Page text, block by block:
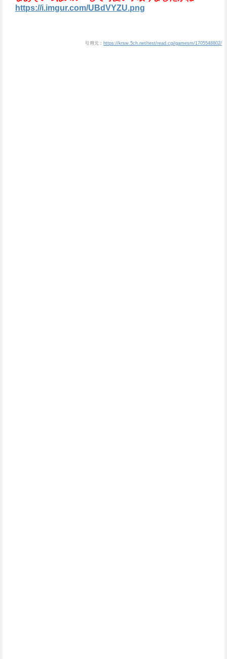
https://i.imgur.com/UBdVYZU.png
引用元： https://krsw.5ch.net/test/read.cgi/gamesm/1705548802/